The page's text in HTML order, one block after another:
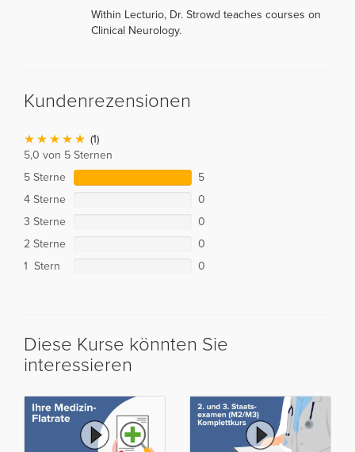
Within Lecturio, Dr. Strowd teaches courses on
Clinical Neurology.
Kundenrezensionen
(1)
5,0 von 5 Sternen
5 Sterne
5
4 Sterne
0
3 Sterne
0
2 Sterne
0
1 Stern
0
Diese Kurse könnten Sie
interessieren